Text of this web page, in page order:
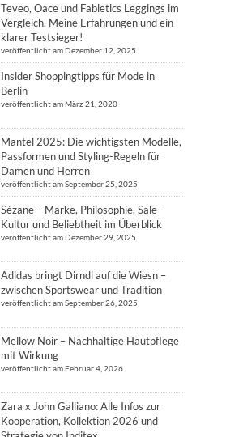
Teveo, Oace und Fabletics Leggings im
Vergleich. Meine Erfahrungen und ein
klarer Testsieger!
veröffentlicht am Dezember 12, 2025
Insider Shoppingtipps für Mode in
Berlin
veröffentlicht am März 21, 2020
Mantel 2025: Die wichtigsten Modelle,
Passformen und Styling-Regeln für
Damen und Herren
veröffentlicht am September 25, 2025
Sézane – Marke, Philosophie, Sale-
Kultur und Beliebtheit im Überblick
veröffentlicht am Dezember 29, 2025
Adidas bringt Dirndl auf die Wiesn –
zwischen Sportswear und Tradition
veröffentlicht am September 26, 2025
Mellow Noir – Nachhaltige Hautpflege
mit Wirkung
veröffentlicht am Februar 4, 2026
Zara x John Galliano: Alle Infos zur
Kooperation, Kollektion 2026 und